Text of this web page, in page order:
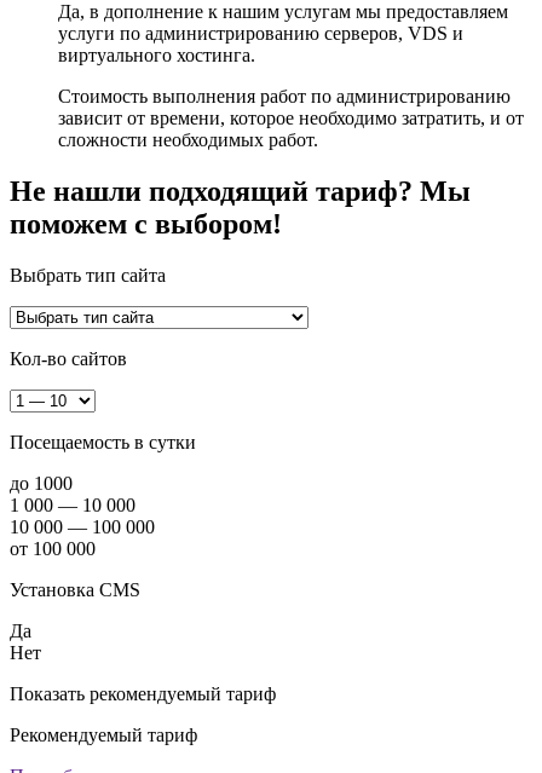
Да, в дополнение к нашим услугам мы предоставляем
услуги по администрированию серверов, VDS и
виртуального хостинга.
Стоимость выполнения работ по администрированию
зависит от времени, которое необходимо затратить, и от
сложности необходимых работ.
Не нашли подходящий тариф? Мы
поможем с выбором!
Выбрать тип сайта
Кол-во сайтов
Посещаемость в сутки
до 1000
1 000 — 10 000
10 000 — 100 000
от 100 000
Установка CMS
Да
Нет
Показать рекомендуемый тариф
Рекомендуемый тариф